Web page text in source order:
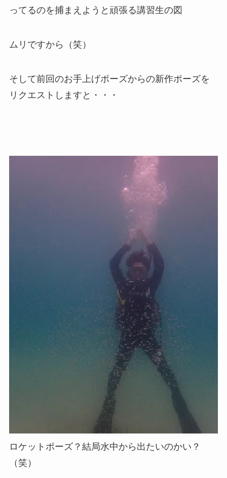
ってるのを捕まえようと頑張る講習生の図
ムリですから（笑）
そして前回のお手上げポーズからの新作ポーズを
リクエストしますと・・・
ロケットポーズ？結局水中から出たいのかい？
（笑）